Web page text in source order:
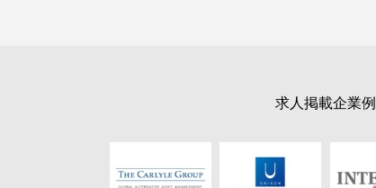
求人掲載企業例